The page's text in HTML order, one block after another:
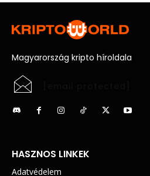
Magyarország kripto híroldala
HASZNOS LINKEK
Adatvédelem